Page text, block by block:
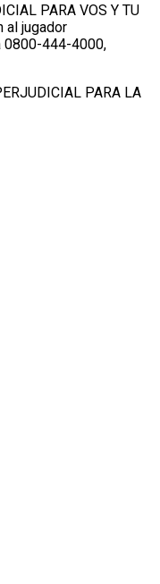
PARA VOS Y TU
al jugador
0800-444-4000,
PARA LA